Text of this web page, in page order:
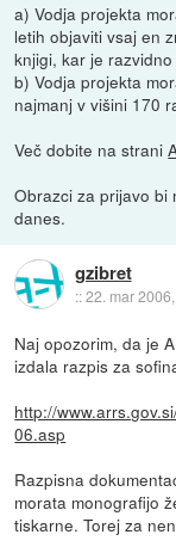
a) Vodja projekta
letih objaviti vsaj en
knjigi, kar je
b) Vodja projekta
najmanj v višini 170
Več dobite na strani
Obrazci za prijavo
danes.
gzibret
::22. mar
Naj opozorim, da je
izdala razpis za
http://
06.asp
Razpisna
morata monografijo
tiskarne. Torej za